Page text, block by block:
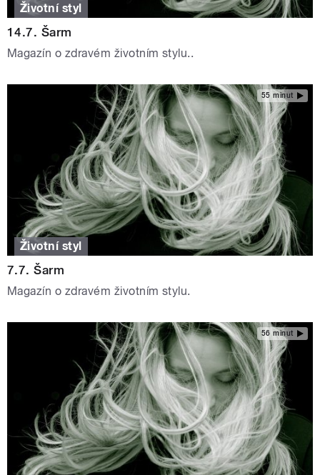
Životní styl
14.7. Šarm
Magazín o zdravém životním stylu..
55 minut
Životní styl
7.7. Šarm
Magazín o zdravém životním stylu.
56 minut